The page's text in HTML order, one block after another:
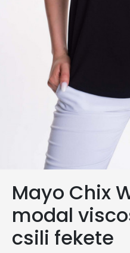
Mayo Chix
modal
csili fekete